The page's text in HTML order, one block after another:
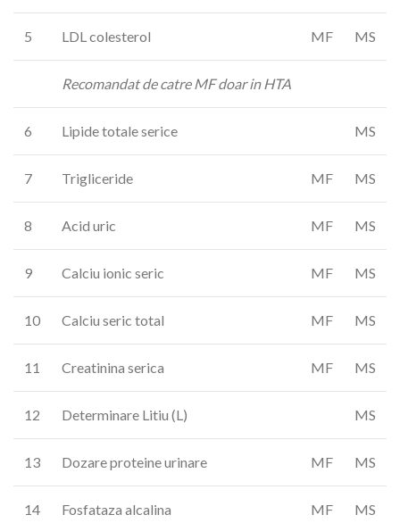
5 LDL colesterol MF MS
Recomandat de catre MF doar in HTA
6 Lipide totale serice MS
7 Trigliceride MF MS
8 Acid uric MF MS
9 Calciu ionic seric MF MS
10 Calciu seric total MF MS
11 Creatinina serica MF MS
12 Determinare Litiu (L) MS
13 Dozare proteine urinare MF MS
14 Fosfataza alcalina MF MS